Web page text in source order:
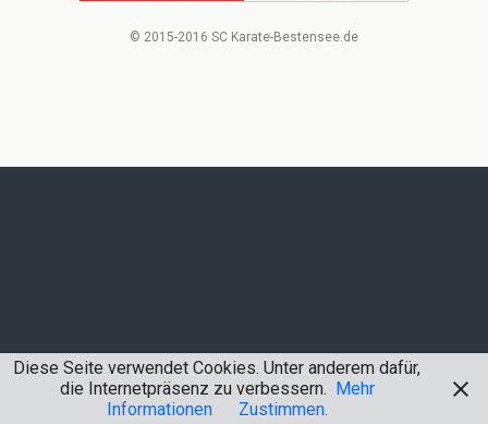
© 2015-2016 SC Karate-Bestensee.de
Diese Seite verwendet Cookies. Unter anderem dafür,
die Internetpräsenz zu verbessern. Mehr
Informationen
Zustimmen.